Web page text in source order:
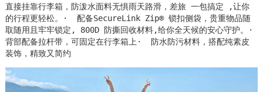
直接挂靠行李箱，防泼水面料无惧雨天路滑，差旅 一包搞定 ,让你
的行程更轻松。·  配备SecureLink Zip® 锁扣侧袋，贵重物品随
取随用且牢牢锁定, 800D 防撕回收材料,给你全天候的安心守护。·
背部配备拉杆带，可固定在行李箱上·  防水防污材料，搭配纯素皮
装饰，精致又简约